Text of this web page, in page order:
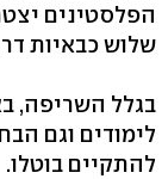
הפלסטינים
שלוש כבאיות
בגלל השריפה,
לימודים וגם
להתקיים בוטלו.